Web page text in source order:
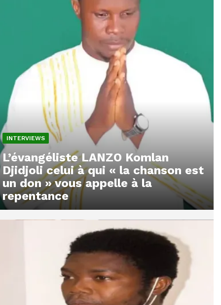
INTERVIEWS
L’évangéliste LANZO Komlan
Djidjoli celui à qui « la chanson est
un don » vous appelle à la
repentance